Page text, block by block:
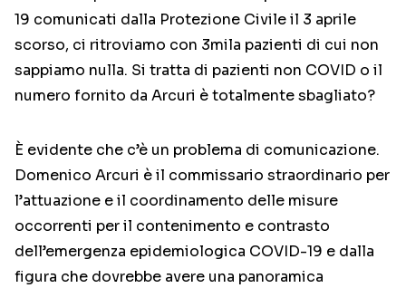
19 comunicati dalla Protezione Civile il 3 aprile
scorso, ci ritroviamo con 3mila pazienti di cui non
sappiamo nulla. Si tratta di pazienti non COVID o il
numero fornito da Arcuri è totalmente sbagliato?
È evidente che c’è un problema di comunicazione.
Domenico Arcuri è il commissario straordinario per
l’attuazione e il coordinamento delle misure
occorrenti per il contenimento e contrasto
dell’emergenza epidemiologica COVID-19 e dalla
figura che dovrebbe avere una panoramica